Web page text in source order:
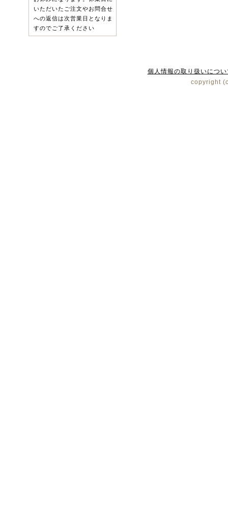
いただいたご注文やお問合せ
への返信は次営業日となりま
すのでご了承ください
個人情報の取り扱いについ
copyright